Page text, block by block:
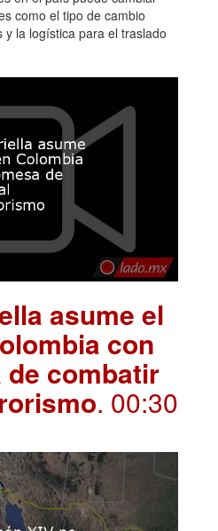
como el tipo de cambio
la logística para el traslado
asume el
con
combatir
. 00:30